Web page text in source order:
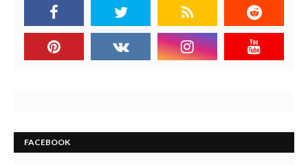
FACEBOOK